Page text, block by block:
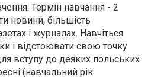
Термін навчання - 2
новини, більшість
і журналах. Навчіться
і відстоювати свою точку
вступу до деяких польських
(навчальний рік